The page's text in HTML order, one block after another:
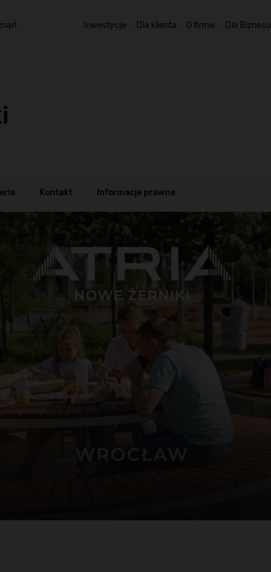
Inwestycje Dla klienta O firmie Dla Biznesu
Kontakt Informacje prawne